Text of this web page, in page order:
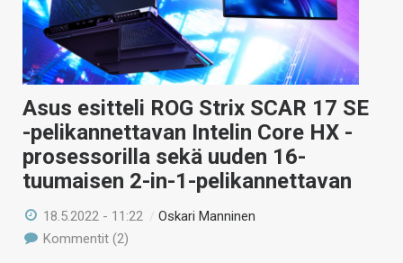
VAIHDA TEEMA
HAKU
Asus esitteli ROG Strix SCAR 17 SE
-pelikannettavan Intelin Core HX -
prosessorilla sekä uuden 16-
tuumaisen 2-in-1-pelikannettavan
18.5.2022 - 11:22 /Oskari Manninen
Kommentit (2)